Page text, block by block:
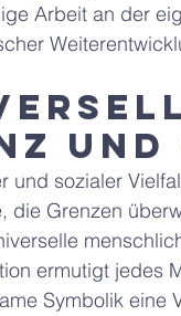
Arbeit an der
und
und sozialer
die Grenzen
ermutigt jedes
Symbolik eine